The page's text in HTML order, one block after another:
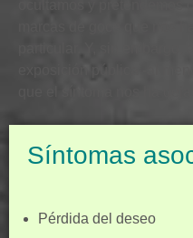
Síntomas
Pérdida del deseo